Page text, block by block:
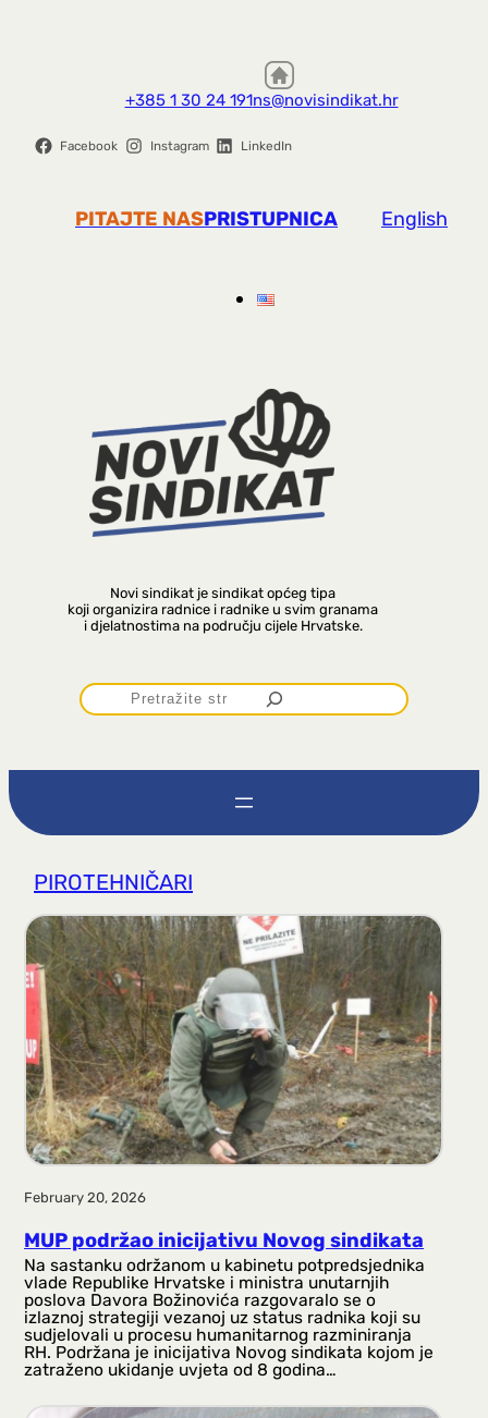
+385 1 30 24 191ns@novisindikat.hr
Facebook Instagram LinkedIn
PITAJTE NASPRISTUPNICA English
Novi sindikat je sindikat općeg tipa
koji organizira radnice i radnike u svim granama
i djelatnostima na području cijele Hrvatske.
P
r
t
r
a
g
a
PIROTEHNIČARI
February 20, 2026
MUP podržao inicijativu Novog sindikata
Na sastanku održanom u kabinetu potpredsjednika
vlade Republike Hrvatske i ministra unutarnjih
poslova Davora Božinovića razgovaralo se o
izlaznoj strategiji vezanoj uz status radnika koji su
sudjelovali u procesu humanitarnog razminiranja
RH. Podržana je inicijativa Novog sindikata kojom je
zatraženo ukidanje uvjeta od 8 godina…